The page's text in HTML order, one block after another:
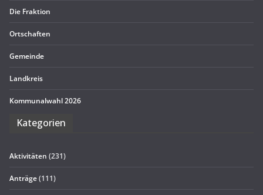
Die Frak­tion
Ort­schaf­ten
Gemeinde
Land­kreis
Kom­mu­nal­wahl 2026
Kate­go­rien
Aktivitäten (231)
Anträge(111)